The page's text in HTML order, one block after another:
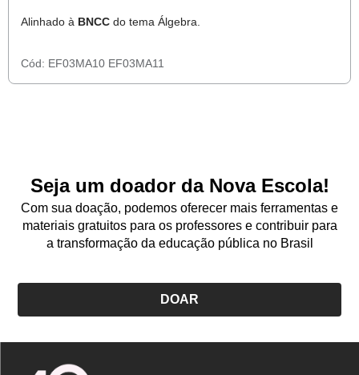
Alinhado à BNCC do tema Álgebra.
Cód: EF03MA10 EF03MA11
Seja um doador da Nova Escola!
Com sua doação, podemos oferecer mais ferramentas e
materiais gratuitos para os professores e contribuir para
a transformação da educação pública no Brasil
DOAR